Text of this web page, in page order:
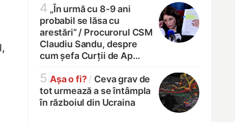
4 „În urmă cu 8-9 ani
probabil se lăsa cu
arestări” / Procurorul CSM
Claudiu Sandu, despre
cum șefa Curții de Ap…
5 Așa o fi? / Ceva grav de
tot urmează a se întâmpla
în războiul din Ucraina